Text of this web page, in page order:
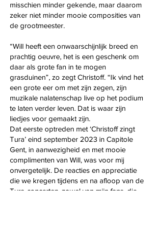
misschien minder gekende, maar daarom
zeker niet minder mooie composities van
de grootmeester.
“Will heeft een onwaarschijnlijk breed en
prachtig oeuvre, het is een geschenk om
daar als grote fan in te mogen
grasduinen”, zo zegt Christoff. “Ik vind het
een grote eer om met zijn zegen, zijn
muzikale nalatenschap live op het podium
te laten verder leven. Dat is waar zijn
liedjes voor gemaakt zijn.
Dat eerste optreden met ‘Christoff zingt
Tura’ eind september 2023 in Capitole
Gent, in aanwezigheid en met mooie
complimenten van Will, was voor mij
onvergetelijk. De reacties en appreciatie
die we kregen tijdens en na afloop van de
Tura-concerten, zowel van mijn fans, die